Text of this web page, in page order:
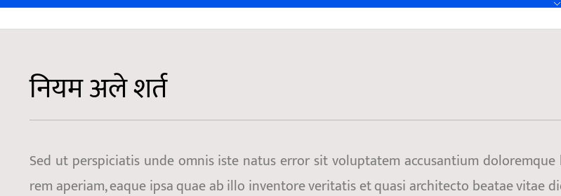
नियम अले शर्त
Sed ut perspiciatis unde omnis iste natus error sit voluptatem accusantium
rem aperiam, eaque ipsa quae ab illo inventore veritatis et quasi architecto beatae vitae